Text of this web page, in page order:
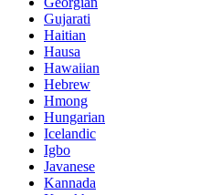
Gujarati
Haitian
Hausa
Hawaiian
Hebrew
Hmong
Hungarian
Icelandic
Igbo
Javanese
Kannada